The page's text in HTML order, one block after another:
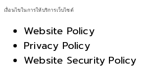
เงื่อนไขในการให้บริการเว็บไซต์
Website Policy
Privacy Policy
Website Security Policy